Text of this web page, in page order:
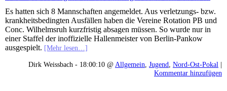
Es hatten sich 8 Mannschaften angemeldet. Aus verletzungs- bzw.
krankheitsbedingten Ausfällen haben die Vereine Rotation PB und
Conc. Wilhelmsruh kurzfristig absagen müssen. So wurde nur in
einer Staffel der inoffizielle Hallenmeister von Berlin-Pankow
ausgespielt. [Mehr lesen…]
Dirk Weissbach - 18:00:10 @Allgemein, Jugend, Nord-Ost-Pokal |
Kommentar hinzufügen